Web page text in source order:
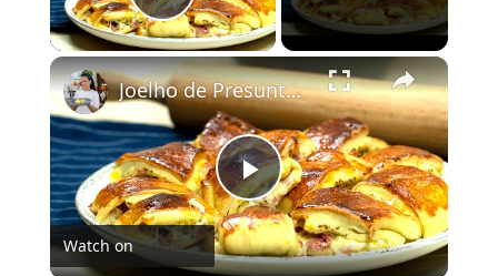
Play Video
×
Play
Video
Joelho de Presunto e Queijo: Receita de Enroladinho Fofinho
Watch on